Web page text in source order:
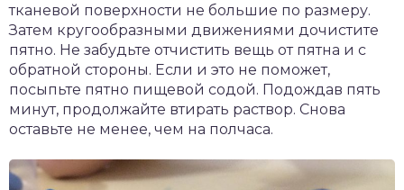
тканевой поверхности не большие по размеру.
Затем кругообразными движениями дочистите
пятно. Не забудьте отчистить вещь от пятна и с
обратной стороны. Если и это не поможет,
посыпьте пятно пищевой содой. Подождав пять
минут, продолжайте втирать раствор. Снова
оставьте не менее, чем на полчаса.